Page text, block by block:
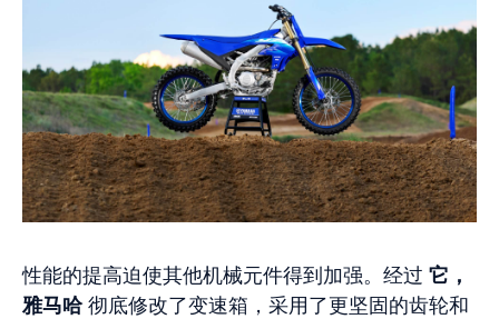
性能的提高迫使其他机械元件得到加强。经过 它，
雅马哈彻底修改了变速箱，采用了更坚固的齿轮和